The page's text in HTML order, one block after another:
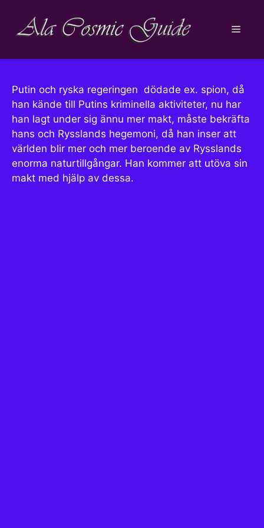
innehåll
Meny
Putin och ryska regeringen dödade ex. spion, då
han kände till Putins kriminella aktiviteter, nu har
han lagt under sig ännu mer makt, måste bekräfta
hans och Rysslands hegemoni, då han inser att
världen blir mer och mer beroende av Rysslands
enorma naturtillgångar. Han kommer att utöva sin
makt med hjälp av dessa.